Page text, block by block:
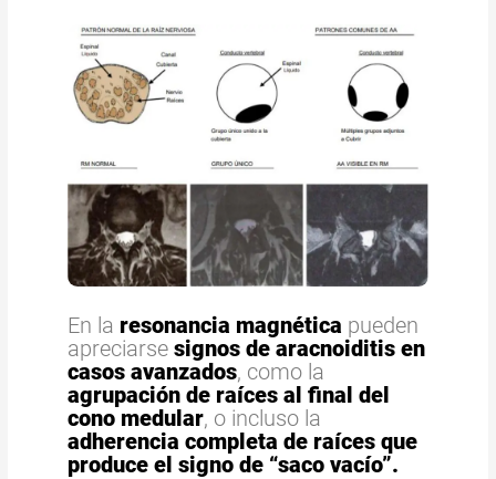
En la resonancia magnética pueden
apreciarsesignos de aracnoiditis en
casos avanzados, como la
agrupación de raíces al final del
cono medular, o incluso la
adherencia completa de raíces que
produce el signo de “saco vacío”.